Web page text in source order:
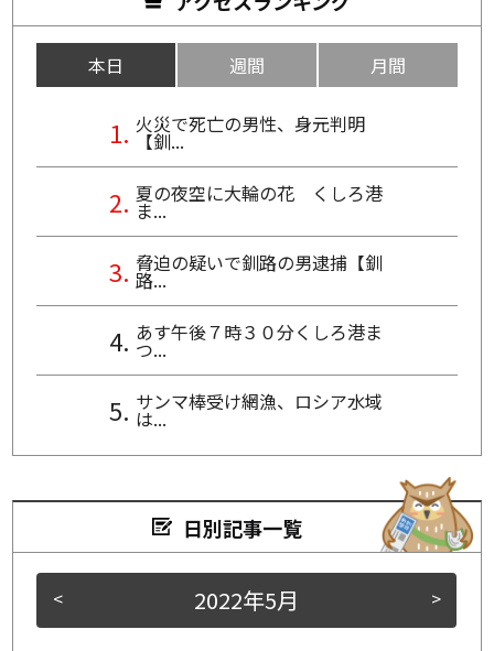
本日 週間 月間
火災で死亡の男性、身元判明
【釧...
夏の夜空に大輪の花 くしろ港
ま...
脅迫の疑いで釧路の男逮捕【釧
路...
あす午後７時３０分くしろ港ま
つ...
サンマ棒受け網漁、ロシア水域
は...
日別記事一覧
< >
2022年5月